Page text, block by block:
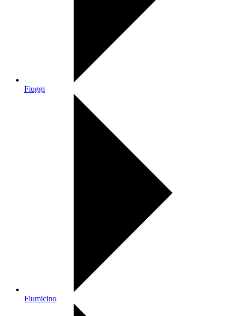
Fiuggi
Fiumicino